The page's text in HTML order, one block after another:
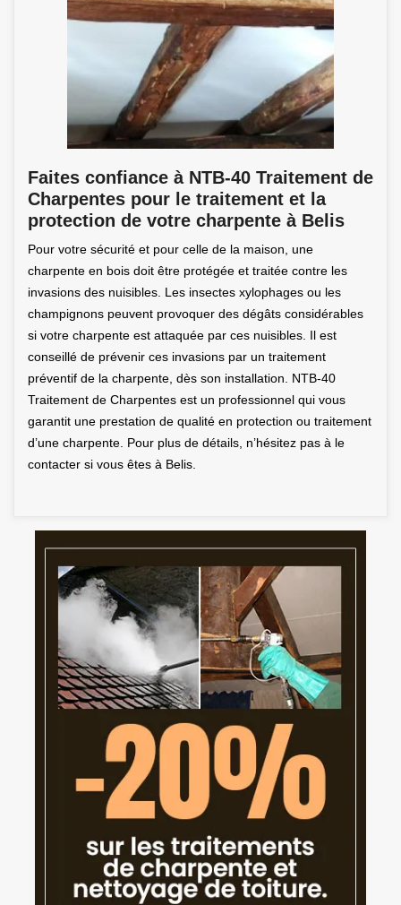
Faites confiance à NTB-40 Traitement de
Charpentes pour le traitement et la
protection de votre charpente à Belis
Pour votre sécurité et pour celle de la maison, une
charpente en bois doit être protégée et traitée contre les
invasions des nuisibles. Les insectes xylophages ou les
champignons peuvent provoquer des dégâts considérables
si votre charpente est attaquée par ces nuisibles. Il est
conseillé de prévenir ces invasions par un traitement
préventif de la charpente, dès son installation. NTB-40
Traitement de Charpentes est un professionnel qui vous
garantit une prestation de qualité en protection ou traitement
d’une charpente. Pour plus de détails, n’hésitez pas à le
contacter si vous êtes à Belis.